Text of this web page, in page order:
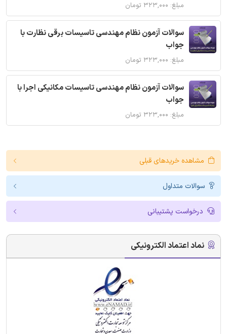
مبلغ: ۳۲۳,۰۰۰ تومان
سوالات آزمون نظام مهندسی تاسیسات برقی نظارت با
جواب
مبلغ: ۳۲۳,۰۰۰ تومان
سوالات آزمون نظام مهندسی تاسیسات مکانیکی اجرا با
جواب
مبلغ: ۳۲۳,۰۰۰ تومان
مشاهده خریدهای قبلی
سوالات متداول
درخواست پشتیبانی
نماد اعتماد الکترونیکی